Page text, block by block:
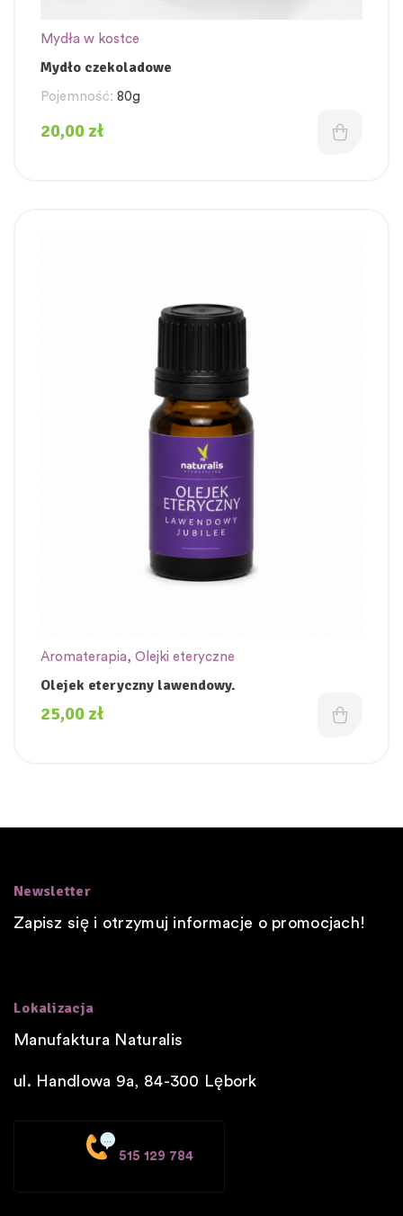
Mydła w kostce
Mydło czekoladowe
Pojemność: 80g
20,00 zł
Aromaterapia, Olejki eteryczne
Olejek eteryczny lawendowy.
25,00 zł
Newsletter
Zapisz się i otrzymuj informacje o promocjach!
Lokalizacja
Manufaktura Naturalis
ul. Handlowa 9a, 84-300 Lębork
515 129 784